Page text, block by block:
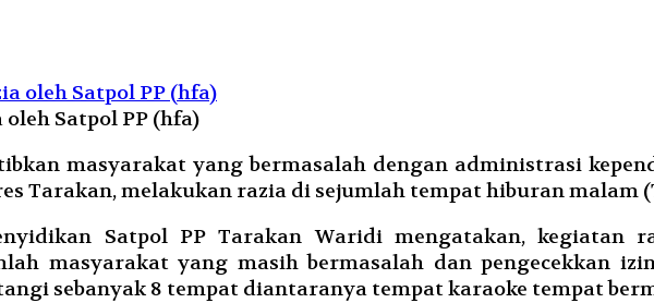
Satpol PP (hfa)
masyarakat yang bermasalah dengan administrasi
Tarakan, melakukan razia di sejumlah tempat hiburan malam
Satpol PP Tarakan Waridi mengatakan,
masyarakat yang masih bermasalah dan pengecekkan
sebanyak 8 tempat diantaranya tempat karaoke tempat